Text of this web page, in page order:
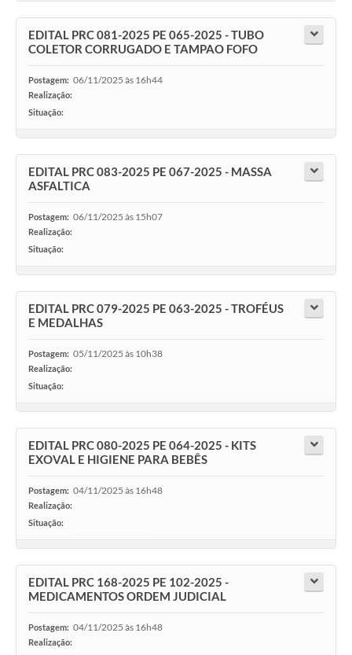
EDITAL PRC 081-2025 PE 065-2025 - TUBO
COLETOR CORRUGADO E TAMPAO FOFO
Postagem: 06/11/2025 às 16h44
Realização:
Situação:
EDITAL PRC 083-2025 PE 067-2025 - MASSA
ASFALTICA
Postagem: 06/11/2025 às 15h07
Realização:
Situação:
EDITAL PRC 079-2025 PE 063-2025 - TROFÉUS
E MEDALHAS
Postagem: 05/11/2025 às 10h38
Realização:
Situação:
EDITAL PRC 080-2025 PE 064-2025 - KITS
EXOVAL E HIGIENE PARA BEBÊS
Postagem: 04/11/2025 às 16h48
Realização:
Situação:
EDITAL PRC 168-2025 PE 102-2025 -
MEDICAMENTOS ORDEM JUDICIAL
Postagem: 04/11/2025 às 16h48
Realização: